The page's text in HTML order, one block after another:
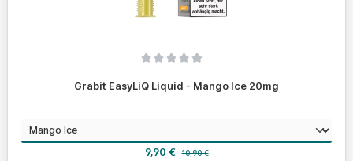
Grabit EasyLiQ Liquid - Mango Ice 20mg
Geschmack
Verkaufspreis:
9,90 € Regulärer Preis:
10,90 €